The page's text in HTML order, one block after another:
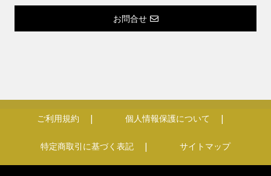
お問合せ
ご利用規約 個人情報保護について
特定商取引に基づく表記 サイトマップ